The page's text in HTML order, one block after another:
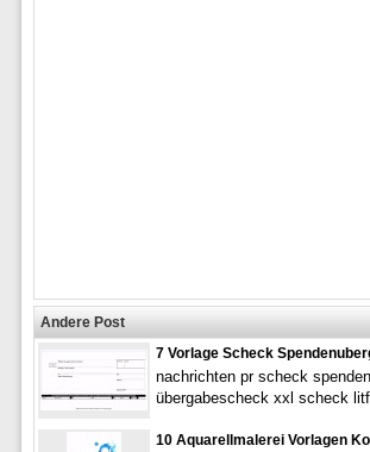
Andere Post
7 Vorlage Scheck
nachrichten pr scheck
übergabescheck xxl scheck
10 Aquarellmalerei Vorlagen